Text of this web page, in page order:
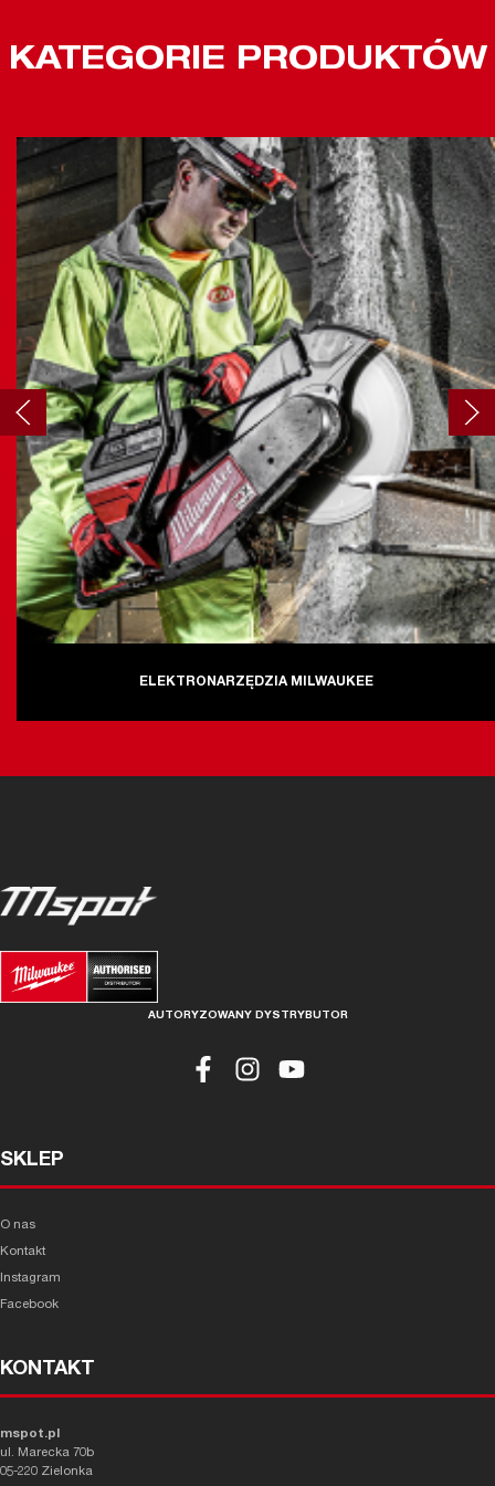
KATEGORIE PRODUKTÓW
ELEKTRONARZĘDZIA MILWAUKEE
AUTORYZOWANY DYSTRYBUTOR
SKLEP
O nas
Kontakt
Instagram
Facebook
KONTAKT
mspot.pl
ul. Marecka 70b
05-220 Zielonka